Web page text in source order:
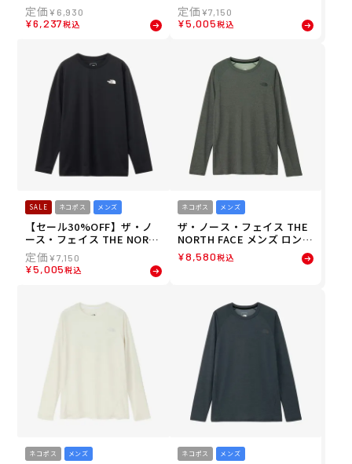
ースボール 野球 ソフトボー
ル ウェア 長袖 Tシャツ アシ
ンメトリー七分袖（右投げ
性 26SP 春夏
¥ 6,930
¥6,237税込
H FACE メンズ ロングスリ
ーブ ES レトロトレイルティ
ー NT32682-WX 26SS 春夏
¥7,150
¥5,005税込
SALE ネコポス メンズ
【セール30%OFF】ザ・ノ
ース・フェイス THE NORT
H FACE メンズ ロングスリ
ーブ ES レトロトレイルティ
ー NT32682-K 26SS 春夏
¥7,150
¥5,005税込
ネコポス メンズ
ザ・ノース・フェイス THE
NORTH FACE メンズ ロング
スリーブ クリスプアクショ
ン クルー NT12686-ZC 26S
¥8,580税込
ネコポス メンズ ネコポス メンズ